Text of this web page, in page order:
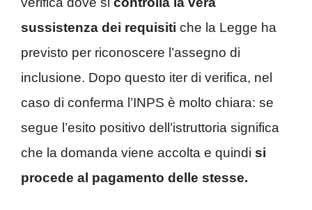
sussistenza dei requisiti che la Legge ha
previsto per riconoscere l’assegno di
inclusione. Dopo questo iter di verifica, nel
caso di conferma l’INPS è molto chiara: se
segue l’esito positivo dell’istruttoria significa
che la domanda viene accolta e quindi si
procede al pagamento delle stesse.